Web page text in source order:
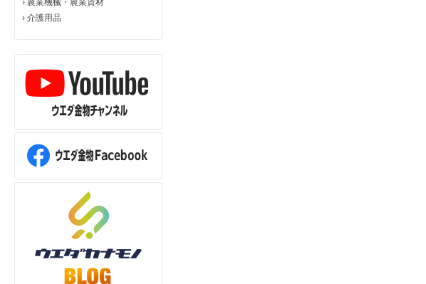
› 農業機械・農業資材
› 介護用品